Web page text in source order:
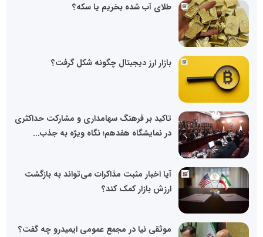
طلای آب شده بخریم یا سکه؟
بازار ارز دیجیتال چگونه شکل گرفت؟
تاکید بر فرهنگ سهامداری و مشارکت حداکثری
در نمایشگاه هفدهم؛ نگاه ویژه به جذب...
آیا اخبار مثبت مذاکرات می‌تواند به بازگشت
ارزش بازار کمک کند؟
موثقی نیا در مجمع عمومی ایمیدرو چه گفت؟